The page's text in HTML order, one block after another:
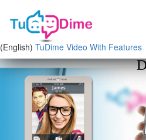
(English) TuDime Video With Features